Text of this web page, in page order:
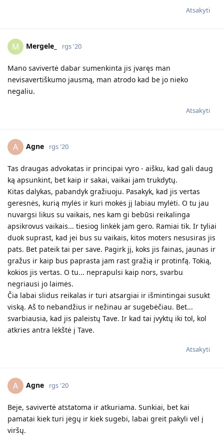
Atsakyti
M Mergele_ rgs '20
Mano savivertė dabar sumenkinta jis įvaręs man
nevisavertiškumo jausmą, man atrodo kad be jo nieko
negaliu.
Atsakyti
A Agne rgs '20
Tas draugas advokatas ir principai vyro - aišku, kad gali daug
ką apsunkint, bet kaip ir sakai, vaikai jam trukdytų.
Kitas dalykas, pabandyk gražiuoju. Pasakyk, kad jis vertas
geresnės, kurią mylės ir kuri mokės jį labiau mylėti. O tu jau
nuvargsi likus su vaikais, nes kam gi bebūsi reikalinga
apsikrovus vaikais... tiesiog linkėk jam gero. Ramiai tik. Ir tyliai
duok suprast, kad jei bus su vaikais, kitos moters nesusiras jis
pats. Bet pateik tai per save. Pagirk jį, koks jis fainas, jaunas ir
gražus ir kaip bus paprasta jam rast gražią ir protinfą. Tokią,
kokios jis vertas. O tu... neprapulsi kaip nors, svarbu
negriausi jo laimės.
Čia labai slidus reikalas ir turi atsargiai ir išmintingai susukt
viską. Aš to nebandžius ir nežinau ar sugebėčiau. Bet...
svarbiausia, kad jis paleistų Tave. Ir kad tai įvyktų iki tol, kol
atkries antra lėkštė į Tave.
Atsakyti
A Agne rgs '20
Beje, savivertė atstatoma ir atkuriama. Sunkiai, bet kai
pamatai kiek turi jėgų ir kiek sugebi, labai greit pakyli vėl į
viršų.